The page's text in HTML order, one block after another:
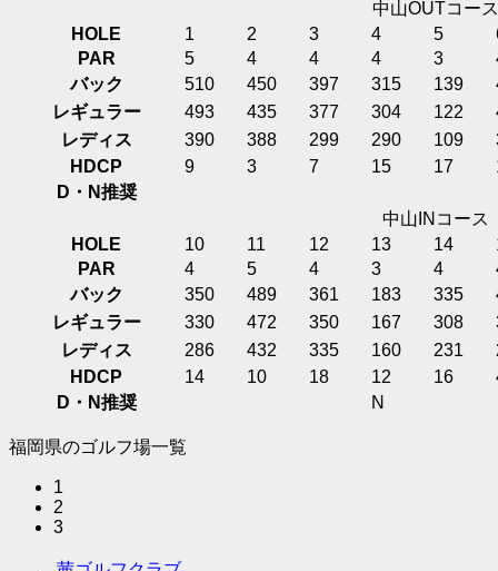
中山OUTコース
HOLE
1 2 3 4 5
PAR
5 4 4 4 3
バック
510 450 397 315 139
レギュラー
493 435 377 304 122
レディス
390 388 299 290 109
HDCP
9 3 7 15 17
D・N推奨
中山INコース
HOLE
10 11 12 13 14
PAR
4 5 4 3 4
バック
350 489 361 183 335
レギュラー
330 472 350 167 308
レディス
286 432 335 160 231
HDCP
14 10 18 12 16
D・N推奨
N
福岡県のゴルフ場一覧
1
2
3